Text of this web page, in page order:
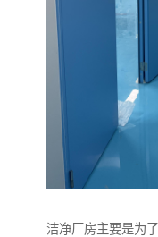
洁净厂房主要是为